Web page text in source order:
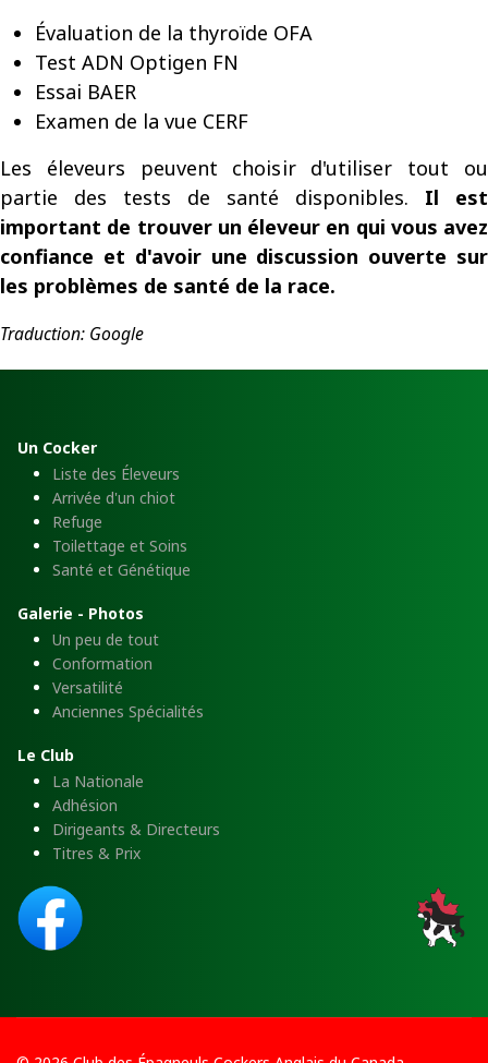
Évaluation de la thyroïde OFA
Test ADN Optigen FN
Essai BAER
Examen de la vue CERF
Les éleveurs peuvent choisir d'utiliser tout ou
partie des tests de santé disponibles. Il est
important de trouver un éleveur en qui vous avez
confiance et d'avoir une discussion ouverte sur
les problèmes de santé de la race.
Traduction: Google
Un Cocker
Liste des Éleveurs
Arrivée d'un chiot
Refuge
Toilettage et Soins
Santé et Génétique
Galerie - Photos
Un peu de tout
Conformation
Versatilité
Anciennes Spécialités
Le Club
La Nationale
Adhésion
Dirigeants & Directeurs
Titres & Prix